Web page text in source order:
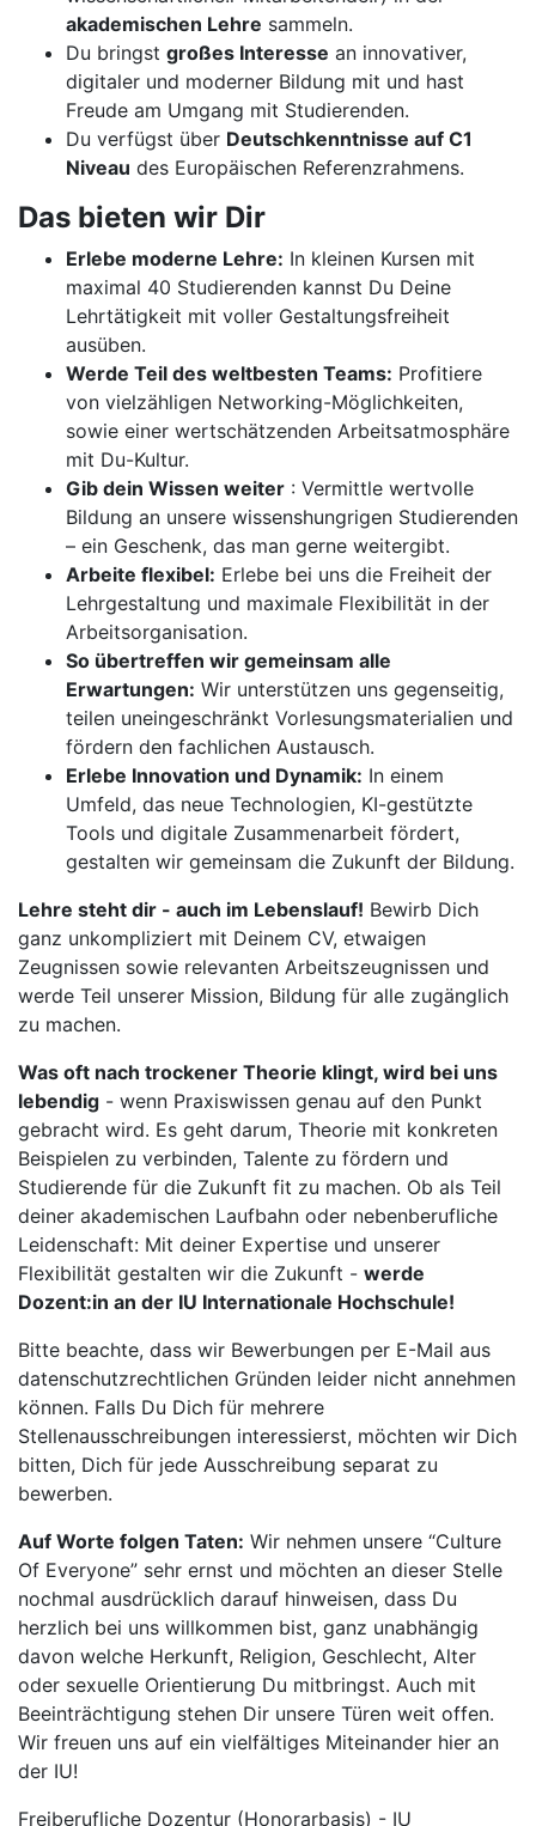
akademischen Lehre sammeln.
Du bringst großes Interesse an innovativer,
digitaler und moderner Bildung mit und hast
Freude am Umgang mit Studierenden.
Du verfügst über Deutschkenntnisse auf C1
Niveau des Europäischen Referenzrahmens.
Das bieten wir Dir
Erlebe moderne Lehre: In kleinen Kursen mit
maximal 40 Studierenden kannst Du Deine
Lehrtätigkeit mit voller Gestaltungsfreiheit
ausüben.
Werde Teil des weltbesten Teams: Profitiere
von vielzähligen Networking-Möglichkeiten,
sowie einer wertschätzenden Arbeitsatmosphäre
mit Du-Kultur.
Gib dein Wissen weiter : Vermittle wertvolle
Bildung an unsere wissenshungrigen Studierenden
– ein Geschenk, das man gerne weitergibt.
Arbeite flexibel: Erlebe bei uns die Freiheit der
Lehrgestaltung und maximale Flexibilität in der
Arbeitsorganisation.
So übertreffen wir gemeinsam alle
Erwartungen: Wir unterstützen uns gegenseitig,
teilen uneingeschränkt Vorlesungsmaterialien und
fördern den fachlichen Austausch.
Erlebe Innovation und Dynamik: In einem
Umfeld, das neue Technologien, KI-gestützte
Tools und digitale Zusammenarbeit fördert,
gestalten wir gemeinsam die Zukunft der Bildung.
Lehre steht dir - auch im Lebenslauf! Bewirb Dich
ganz unkompliziert mit Deinem CV, etwaigen
Zeugnissen sowie relevanten Arbeitszeugnissen und
werde Teil unserer Mission, Bildung für alle zugänglich
zu machen.
Was oft nach trockener Theorie klingt, wird bei uns
lebendig - wenn Praxiswissen genau auf den Punkt
gebracht wird. Es geht darum, Theorie mit konkreten
Beispielen zu verbinden, Talente zu fördern und
Studierende für die Zukunft fit zu machen. Ob als Teil
deiner akademischen Laufbahn oder nebenberufliche
Leidenschaft: Mit deiner Expertise und unserer
Flexibilität gestalten wir die Zukunft - werde
Dozent:in an der IU Internationale Hochschule!
Bitte beachte, dass wir Bewerbungen per E-Mail aus
datenschutzrechtlichen Gründen leider nicht annehmen
können. Falls Du Dich für mehrere
Stellenausschreibungen interessierst, möchten wir Dich
bitten, Dich für jede Ausschreibung separat zu
bewerben.
Auf Worte folgen Taten: Wir nehmen unsere “Culture
Of Everyone” sehr ernst und möchten an dieser Stelle
nochmal ausdrücklich darauf hinweisen, dass Du
herzlich bei uns willkommen bist, ganz unabhängig
davon welche Herkunft, Religion, Geschlecht, Alter
oder sexuelle Orientierung Du mitbringst. Auch mit
Beeinträchtigung stehen Dir unsere Türen weit offen.
Wir freuen uns auf ein vielfältiges Miteinander hier an
der IU!
Freiberufliche Dozentur (Honorarbasis) - IU